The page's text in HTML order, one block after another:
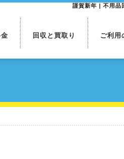
謹賀新年 | 不用品
回収と買取り ご利用